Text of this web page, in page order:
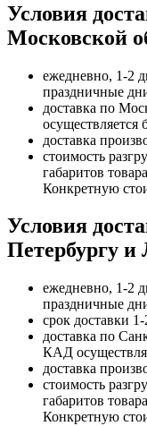
Условия
Московской
ежедневно, 1-2
праздничные
доставка по
осуществляется
доставка
стоимость
габаритов
Конкретную
Условия
Петербургу и
ежедневно, 1-2
праздничные
срок доставки
доставка по
КАД
доставка
стоимость
габаритов
Конкретную